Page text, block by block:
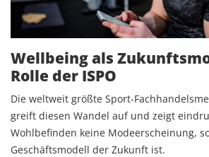
Wellbeing als
Rolle der ISPO
Die weltweit größte Sport-
greift diesen Wandel auf und zeigt
Wohlbefinden keine Modeerscheinung,
Geschäftsmodell der Zukunft ist.